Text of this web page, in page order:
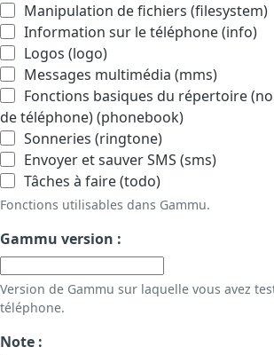
Manipulation de fichiers (filesystem)
Information sur le téléphone (info)
Logos (logo)
Messages multimédia (mms)
Fonctions basiques du répertoire
de téléphone) (phonebook)
Sonneries (ringtone)
Envoyer et sauver SMS (sms)
Tâches à faire (todo)
Fonctions utilisables dans Gammu.
Gammu version :
Version de Gammu sur laquelle vous avez
téléphone.
Note :